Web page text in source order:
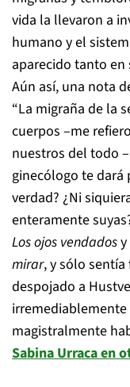
vida la llevaron a
humano y el
aparecido tanto en
Aún así, una nota
“La migraña de la
cuerpos –me
nuestros del todo
ginecólogo te dará
verdad? ¿Ni
enteramente
Los ojos vendados
mirar, y sólo
despojado a
magistralmente
Sabina Urraca en